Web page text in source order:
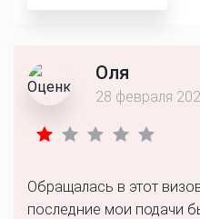
Оля
28 февраля
Обращалась в этот
последние мои подачи